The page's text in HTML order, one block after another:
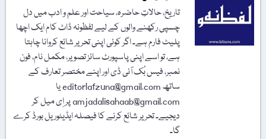
تاریخ، حالاتِ حاضرہ، سیاحت اور علم و ادب میں دل
چسپی رکھنے والوں کے لیے لفظونہ ڈاٹ کام ایک اچھا
پلیٹ فارم ہے۔ اگر کوئی اپنی تحریر شائع کروانا چاہتا
ہے، تو اسے اپنی پاسپورٹ سائز تصویر، مکمل نام، فون
نمبر، فیس بُک آئی ڈی اور اپنے مختصر تعارف کے
ساتھ editorlafzuna@gmail.com یا
amjadalisahaab@gmail.com پر اِی میل کر
دیجیے۔ تحریر شائع کرنے کا فیصلہ ایڈیٹوریل بورڈ کرے
گا۔